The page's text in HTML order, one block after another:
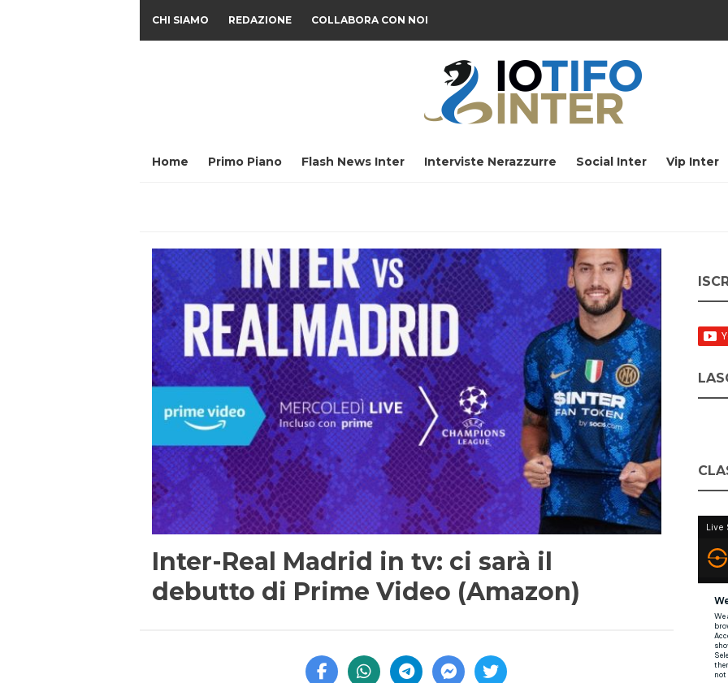
CHI SIAMO REDAZIONE COLLABORA CON NOI
Home Primo Piano Flash News Inter Interviste Nerazzurre Social Inter Vip Inter
Inter-Real Madrid in tv: ci sarà il
debutto di Prime Video (Amazon)